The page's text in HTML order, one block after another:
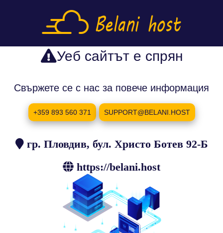
Уеб сайтът е спрян
Свържете се с нас за повече информация
+359 893 560 371 SUPPORT@BELANI.HOST
гр. Пловдив, бул. Христо Ботев 92-Б
https://belani.host